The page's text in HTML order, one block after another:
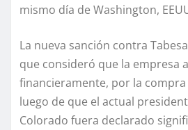
mismo día de Washington,
La nueva sanción contra
que consideró que la empresa
financieramente, por la compra
luego de que el actual
Colorado fuera declarado